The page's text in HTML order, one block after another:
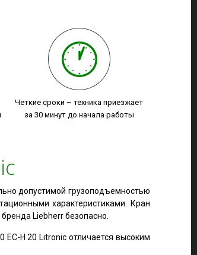
Четкие сроки – техника приезжает
за 30 минут до начала работы
допустимой грузоподъемностью
характеристиками. Кран
Liebherr безопасно.
H 20 Litronic отличается высоким